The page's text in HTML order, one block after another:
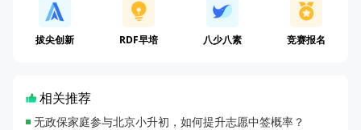
拔尖创新 RDF早培 八少八素 竞赛报名
相关推荐
无政保家庭参与北京小升初，如何提升志愿中签概率？